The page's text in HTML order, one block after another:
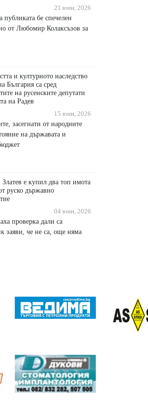
21 юни, 2026
публиката бе спечелен
от Любомир Колаксъзов за
и културното наследство
България са сред
на русенските депутати
на Радев
15 юни, 2026
засегнати от народните
на държавата и
е купил два топ имота
руско държавно
04 юни, 2026
проверка дали са
заяви, че не са, още няма